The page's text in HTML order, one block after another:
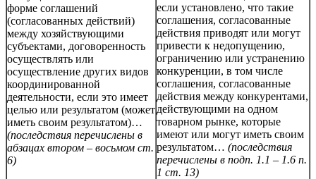
форме соглашений
(согласованных действий)
между хозяйствующими
субъектами, договоренность
осуществлять или
осуществление других видов
координированной
деятельности, если это имеет
целью или результатом (может
иметь своим результатом)…
(последствия перечислены в
абзацах втором – восьмом ст.
6)
если установлено, что такие
соглашения, согласованные
действия приводят или могут
привести к недопущению,
ограничению или устранению
конкуренции, в том числе
соглашения, согласованные
действия между конкурентами,
действующими на одном
товарном рынке, которые
имеют или могут иметь своим
результатом… (последствия
перечислены в подп. 1.1 – 1.6 п.
1 ст. 13)